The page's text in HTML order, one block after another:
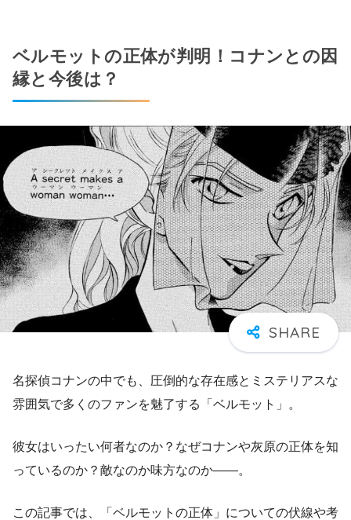
ベルモットの正体が判明！コナンとの因
縁と今後は？
名探偵コナンの中でも、圧倒的な存在感とミステリアスな
雰囲気で多くのファンを魅了する「ベルモット」。
彼女はいったい何者なのか？なぜコナンや灰原の正体を知
っているのか？敵なのか味方なのか――。
この記事では、「ベルモットの正体」についての伏線や考